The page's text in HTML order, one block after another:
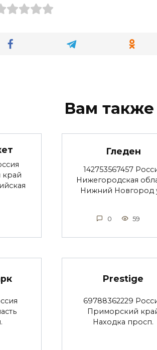
Вам
край
Гледен
142753567457
Нижегородская
Нижний Новгород
0 59
Prestige
69788362229
Приморский
Находка просп.